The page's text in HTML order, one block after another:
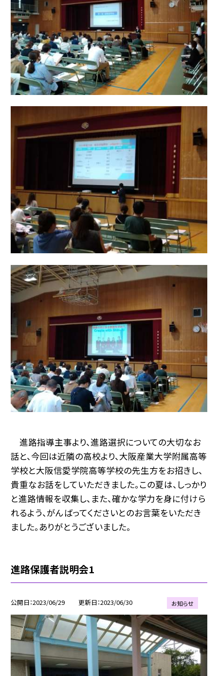
進路指導主事より、進路選択についての大切なお
話と、今回は近隣の高校より、大阪産業大学附属高等
学校と大阪信愛学院高等学校の先生方をお招きし、
貴重なお話をしていただきました。この夏は、しっかり
と進路情報を収集し、また、確かな学力を身に付けら
れるよう、がんばってくださいとのお言葉をいただき
ました。ありがとうございました。
進路保護者説明会1
公開日 2023/06/29 更新日 2023/06/30 お知らせ